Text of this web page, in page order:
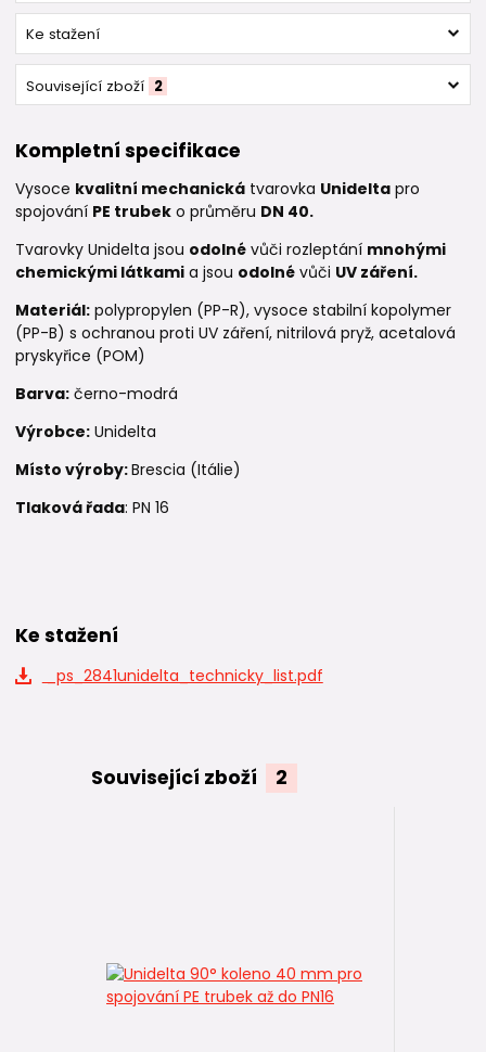
Ke stažení
Související zboží 2
Kompletní specifikace
Vysoce kvalitní mechanická tvarovka Unidelta pro
spojování PE trubek o průměru DN 40.
Tvarovky Unidelta jsou odolné vůči rozleptání mnohými
chemickými látkami a jsou odolné vůči UV záření.
Materiál: polypropylen (PP-R), vysoce stabilní kopolymer
(PP-B) s ochranou proti UV záření, nitrilová pryž, acetalová
pryskyřice (POM)
Barva: černo-modrá
Výrobce: Unidelta
Místo výroby:Brescia (Itálie)
Tlaková řada: PN 16
Ke stažení
_ps_2841unidelta_technicky_list.pdf
Související zboží 2